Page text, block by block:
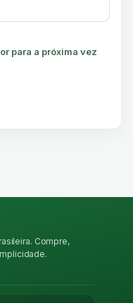
para a próxima vez
Compre,